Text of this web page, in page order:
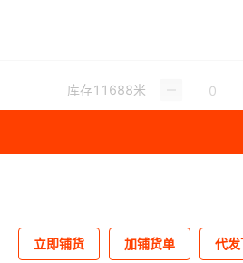
库存11688米
立即铺货 加铺货单 代